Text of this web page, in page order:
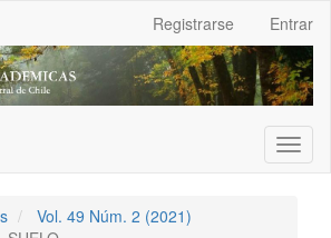
Registrarse Entrar
Vol. 49 Núm. 2 (2021)